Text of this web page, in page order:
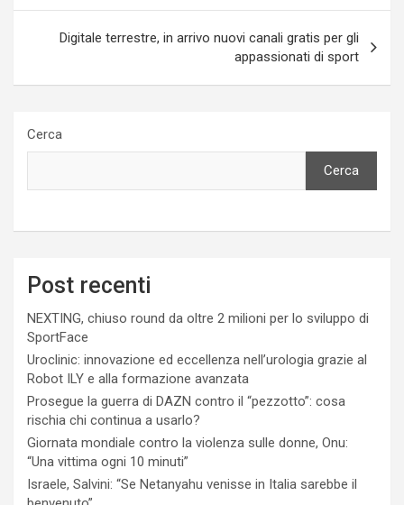
Digitale terrestre, in arrivo nuovi canali gratis per gli
appassionati di sport
Cerca
Cerca
Post recenti
NEXTING, chiuso round da oltre 2 milioni per lo sviluppo di
SportFace
Uroclinic: innovazione ed eccellenza nell’urologia grazie al
Robot ILY e alla formazione avanzata
Prosegue la guerra di DAZN contro il “pezzotto”: cosa
rischia chi continua a usarlo?
Giornata mondiale contro la violenza sulle donne, Onu:
“Una vittima ogni 10 minuti”
Israele, Salvini: “Se Netanyahu venisse in Italia sarebbe il